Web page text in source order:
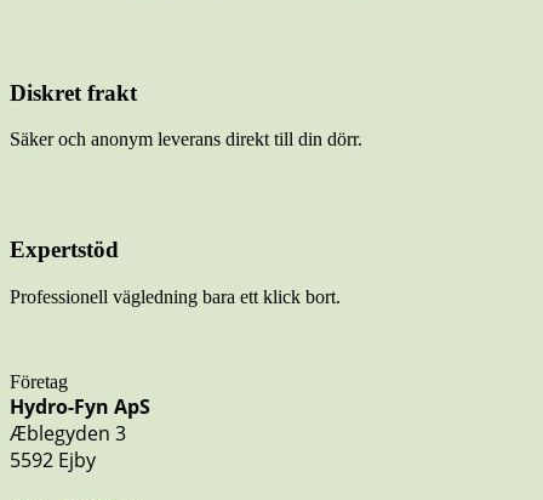
Diskret frakt
Säker och anonym leverans direkt till din dörr.
Expertstöd
Professionell vägledning bara ett klick bort.
Företag
Hydro-Fyn ApS
Æblegyden 3
5592 Ejby